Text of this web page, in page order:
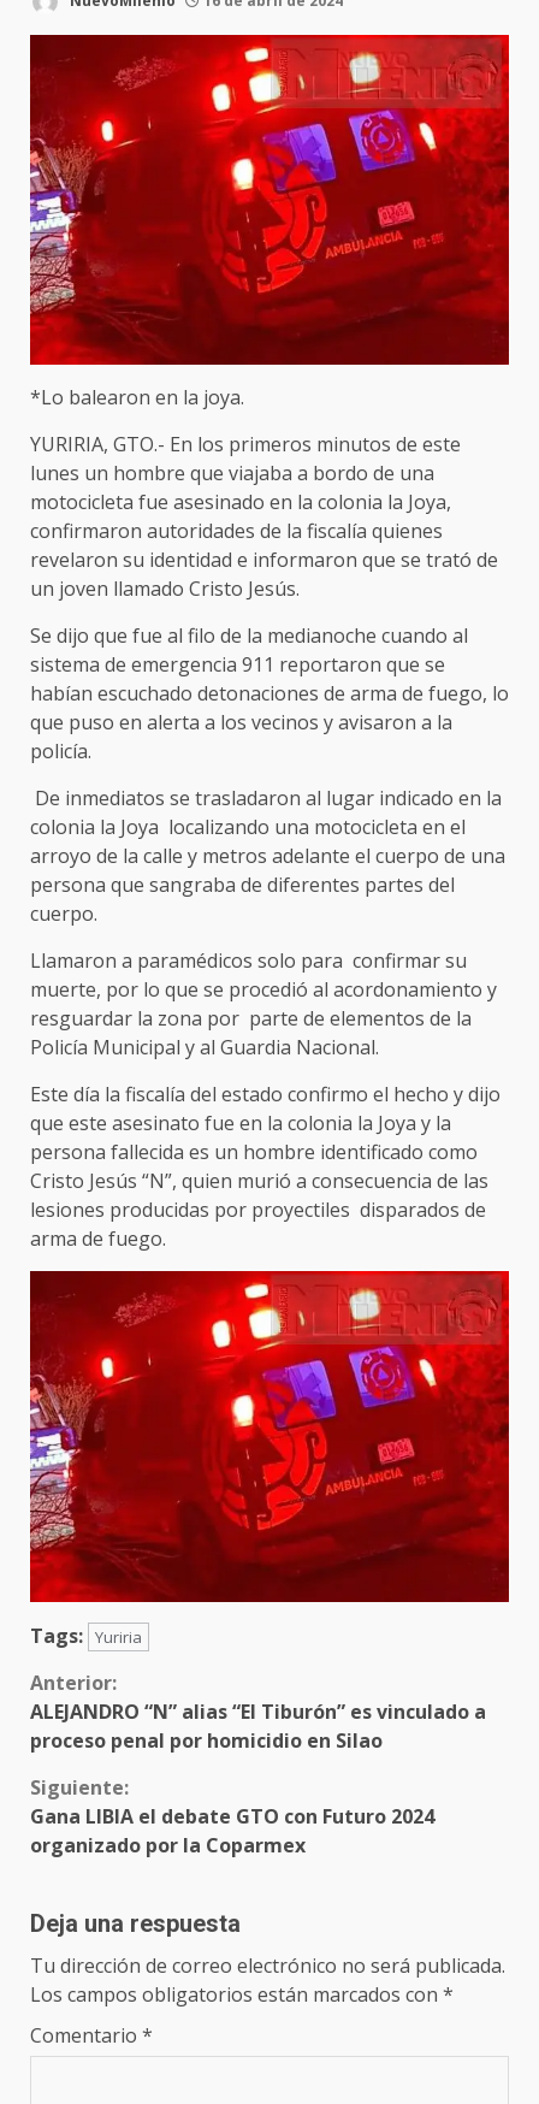
*Lo balearon en la joya.
YURIRIA, GTO.- En los primeros minutos de este
lunes un hombre que viajaba a bordo de una
motocicleta fue asesinado en la colonia la Joya,
confirmaron autoridades de la fiscalía quienes
revelaron su identidad e informaron que se trató de
un joven llamado Cristo Jesús.
Se dijo que fue al filo de la medianoche cuando al
sistema de emergencia 911 reportaron que se
habían escuchado detonaciones de arma de fuego, lo
que puso en alerta a los vecinos y avisaron a la
policía.
De inmediatos se trasladaron al lugar indicado en la
colonia la Joya localizando una motocicleta en el
arroyo de la calle y metros adelante el cuerpo de una
persona que sangraba de diferentes partes del
cuerpo.
Llamaron a paramédicos solo para confirmar su
muerte, por lo que se procedió al acordonamiento y
resguardar la zona por parte de elementos de la
Policía Municipal y al Guardia Nacional.
Este día la fiscalía del estado confirmo el hecho y dijo
que este asesinato fue en la colonia la Joya y la
persona fallecida es un hombre identificado como
Cristo Jesús “N”, quien murió a consecuencia de las
lesiones producidas por proyectiles disparados de
arma de fuego.
Tags: Yuriria
Sigue
leyendo
Anterior:
ALEJANDRO “N” alias “El Tiburón” es vinculado a
proceso penal por homicidio en Silao
Siguiente:
Gana LIBIA el debate GTO con Futuro 2024
organizado por la Coparmex
Deja una respuesta
Tu dirección de correo electrónico no será publicada.
Los campos obligatorios están marcados con *
Comentario *